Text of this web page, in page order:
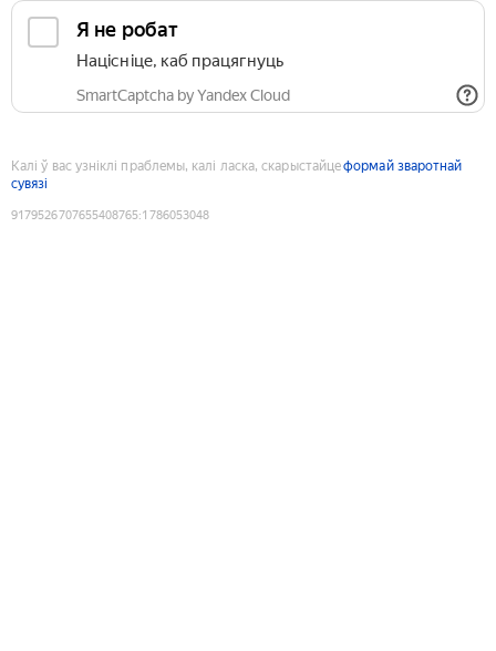
Я не робат
Націсніце, каб працягнуць
SmartCaptcha by Yandex Cloud
Калі ў вас узніклі праблемы, калі ласка, скарыстайцеформай зваротнай
сувязі
9179526707655408765:1786053048